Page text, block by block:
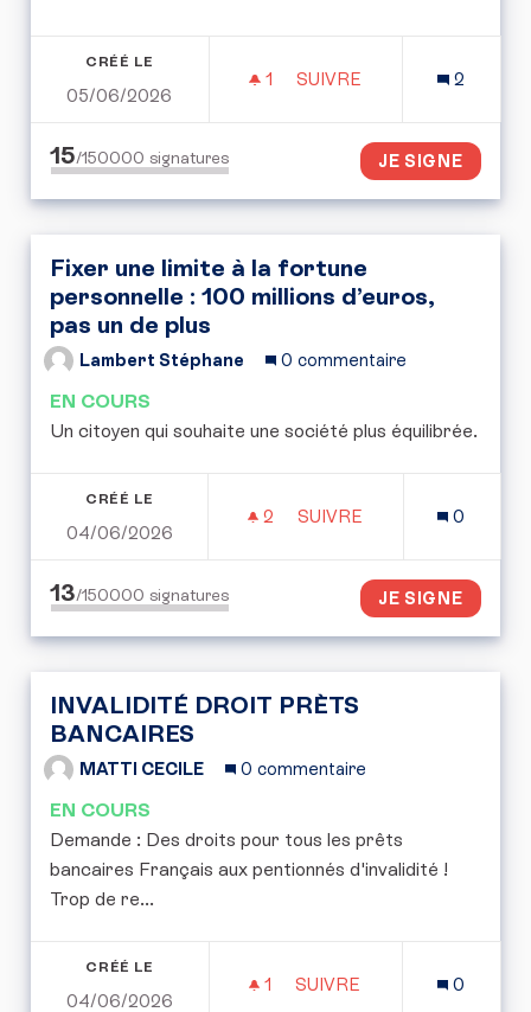
CRÉÉ LE
05/06/2026
1 1 ABONNÉ
SUIVRE
2
15/150000 signatures JE SIGNE
Fixer une limite à la fortune
personnelle : 100 millions d’euros,
pas un de plus
Lambert Stéphane 0 commentaire
EN COURS
Un citoyen qui souhaite une société plus équilibrée.
CRÉÉ LE
04/06/2026
2 2 ABONNÉS
SUIVRE
0
13/150000 signatures JE SIGNE
INVALIDITÉ DROIT PRÈTS
BANCAIRES
MATTI CECILE 0 commentaire
EN COURS
Demande : Des droits pour tous les prêts
bancaires Français aux pentionnés d'invalidité !
Trop de re...
CRÉÉ LE
04/06/2026
1 1 ABONNÉ
SUIVRE
0